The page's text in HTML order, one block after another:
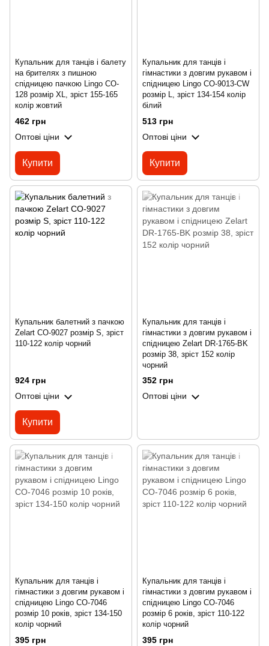
Купальник для танців і балету
на брителях з пишною
спідницею пачкою Lingo CO-
128 розмір XL, зріст 155-165
колір жовтий
462 грн
Оптові ціни
Купити
Купальник для танців і
гімнастики з довгим рукавом і
спідницею Lingo CO-9013-CW
розмір L, зріст 134-154 колір
білий
513 грн
Оптові ціни
Купити
Купальник балетний з пачкою
Zelart CO-9027 розмір S, зріст
110-122 колір чорний
924 грн
Оптові ціни
Купити
Купальник для танців і
гімнастики з довгим рукавом і
спідницею Zelart DR-1765-BK
розмір 38, зріст 152 колір
чорний
352 грн
Оптові ціни
Купальник для танців і
гімнастики з довгим рукавом і
спідницею Lingo CO-7046
розмір 10 років, зріст 134-150
колір чорний
395 грн
Купальник для танців і
гімнастики з довгим рукавом і
спідницею Lingo CO-7046
розмір 6 років, зріст 110-122
колір чорний
395 грн